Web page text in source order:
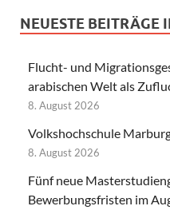
NEUESTE BEITRÄGE
Flucht- und
arabischen Welt als
8. August 2026
Volkshochschule
8. August 2026
Fünf neue
Bewerbungsfristen im